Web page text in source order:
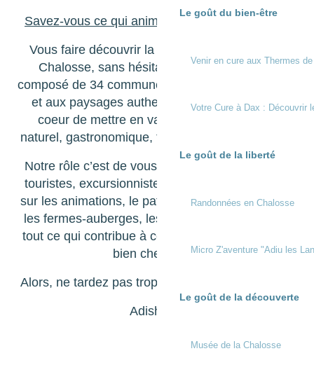
Le goût du bien-être
Venir en cure aux Thermes
Votre Cure à Dax : Découvrir
Le goût de la liberté
Randonnées en Chalosse
Micro Z'aventure "Adiu les
Le goût de la découverte
Musée de la Chalosse
Savez-vous ce qui anime le plus notre équipe ?
Vous faire découvrir la richesse de notre belle
Chalosse, sans hésitation. Ce territoire est
composé de 34 communes, toutes aux caractères
et aux paysages authentiques. Nous avons à
coeur de mettre en valeur notre patrimoine
naturel, gastronomique, traditionnel et historique.
Notre rôle c’est de vous accueillir, vous, locaux,
touristes, excursionnistes… et de vous informer
sur les animations, le patrimoine, les restaurants,
les fermes-auberges, les randonnées… bref sur
tout ce qui contribue à ce que vous vous sentiez
bien chez nous.
Alors, ne tardez pas trop à venir nous rencontrer.
Adishatz !